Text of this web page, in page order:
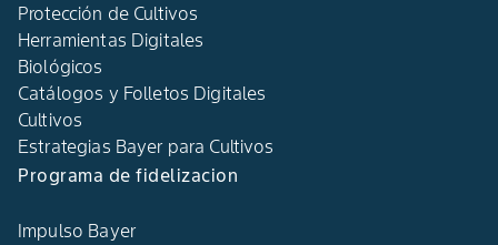
Protección de Cultivos
Herramientas Digitales
Biológicos
Catálogos y Folletos Digitales
Cultivos
Estrategias Bayer para Cultivos
Programa de fidelizacion
Impulso Bayer